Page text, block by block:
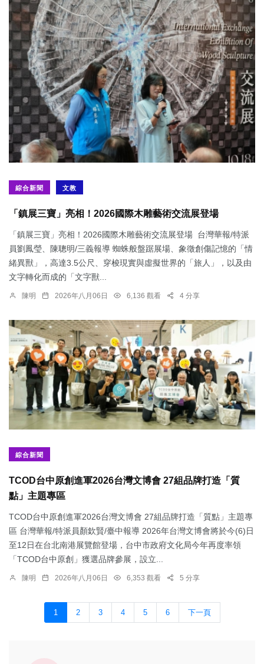
綜合新聞 文教
「鎮展三寶」亮相！2026國際木雕藝術交流展登場
「鎮展三寶」亮相！2026國際木雕藝術交流展登場 台灣華報/特派
員劉鳳瑩、陳聰明/三義報導 蜘蛛般盤踞展場、象徵創傷記憶的「情
緒異獸」，高達3.5公尺、穿梭現實與虛擬世界的「旅人」，以及由
文字轉化而成的「文字獸...
陳明 2026年八月06日 6,136 觀看 4 分享
綜合新聞
TCOD台中原創進軍2026台灣文博會 27組品牌打造「質
點」主題專區
TCOD台中原創進軍2026台灣文博會 27組品牌打造「質點」主題專
區 台灣華報/特派員顏欽賢/臺中報導 2026年台灣文博會將於今(6)日
至12日在台北南港展覽館登場，台中市政府文化局今年再度率領
「TCOD台中原創」獲選品牌參展，設立...
陳明 2026年八月06日 6,353 觀看 5 分享
1 2 3 4 5 6 下一頁